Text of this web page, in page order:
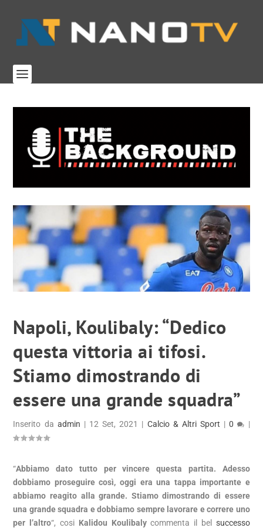
Napoli, Koulibaly: “Dedico
questa vittoria ai tifosi.
Stiamo dimostrando di
essere una grande squadra”
Inserito da admin | 12 Set, 2021 | Calcio & Altri Sport |0 |
“Abbiamo dato tutto per vincere questa partita. Adesso
dobbiamo proseguire così, oggi era una tappa importante e
abbiamo reagito alla grande. Stiamo dimostrando di essere
una grande squadra e dobbiamo sempre lavorare e correre uno
per l’altro“, cosi Kalidou Koulibalycommenta il bel successo